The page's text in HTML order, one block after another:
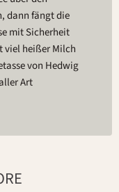
dann fängt die
mit Sicherheit
viel heißer Milch
von Hedwig
Art